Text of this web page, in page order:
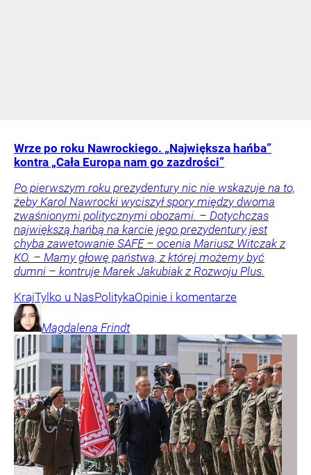
Wrze po roku Nawrockiego. „Największa hańba”
kontra „Cała Europa nam go zazdrości”
Po pierwszym roku prezydentury nic nie wskazuje na to,
żeby Karol Nawrocki wyciszył spory między dwoma
zwaśnionymi politycznymi obozami. – Dotychczas
największą hańbą na karcie jego prezydentury jest
chyba zawetowanie SAFE – ocenia Mariusz Witczak z
KO. – Mamy głowę państwa, z której możemy być
dumni – kontruje Marek Jakubiak z Rozwoju Plus.
KrajTylko u NasPolitykaOpinie i komentarze
Magdalena Frindt